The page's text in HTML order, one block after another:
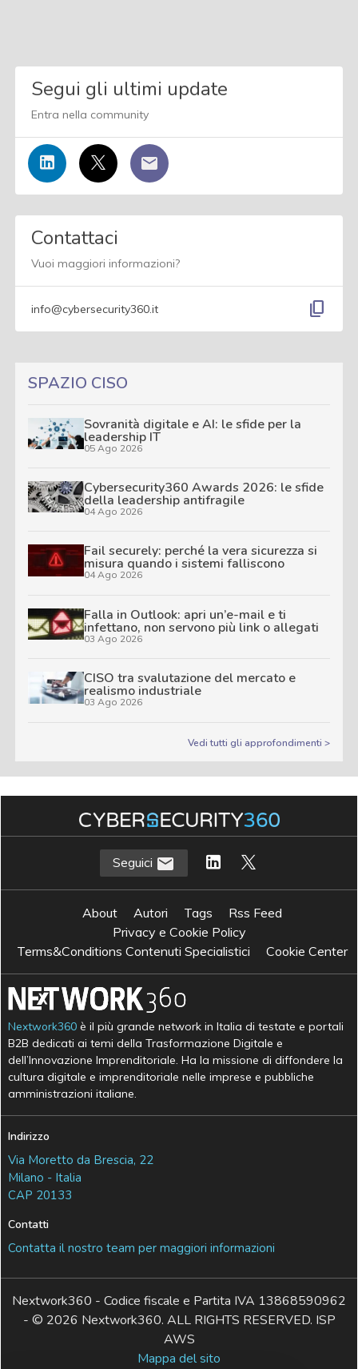
Segui gli ultimi update
Entra nella community
Contattaci
Vuoi maggiori informazioni?
info@cybersecurity360.it content_copy
SPAZIO CISO
Sovranità digitale e AI: le sfide per la
leadership IT
05 Ago 2026
Cybersecurity360 Awards 2026: le sfide
della leadership antifragile
04 Ago 2026
Fail securely: perché la vera sicurezza si
misura quando i sistemi falliscono
04 Ago 2026
Falla in Outlook: apri un’e-mail e ti
infettano, non servono più link o allegati
03 Ago 2026
CISO tra svalutazione del mercato e
realismo industriale
03 Ago 2026
Vedi tutti gli approfondimenti >
Seguici
About Autori Tags
Rss Feed
Privacy e Cookie Policy
Terms&Conditions Contenuti Specialistici
Cookie Center
Nextwork360 è il più grande network in Italia di testate e portali
B2B dedicati ai temi della Trasformazione Digitale e
dell’Innovazione Imprenditoriale. Ha la missione di diffondere la
cultura digitale e imprenditoriale nelle imprese e pubbliche
amministrazioni italiane.
Indirizzo
Via Moretto da Brescia, 22
Milano - Italia
CAP 20133
Contatti
Contatta il nostro team per maggiori informazioni
Nextwork360 - Codice fiscale e Partita IVA 13868590962
- © 2026 Nextwork360. ALL RIGHTS RESERVED. ISP
AWS
Mappa del sito